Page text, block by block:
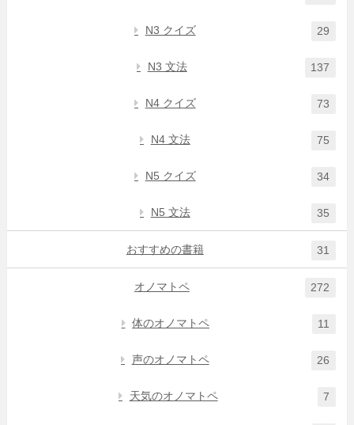
N3 クイズ 29
N3 文法 137
N4 クイズ 73
N4 文法 75
N5 クイズ 34
N5 文法 35
おすすめの書籍 31
オノマトペ 272
体のオノマトペ 11
声のオノマトペ 26
天気のオノマトペ 7